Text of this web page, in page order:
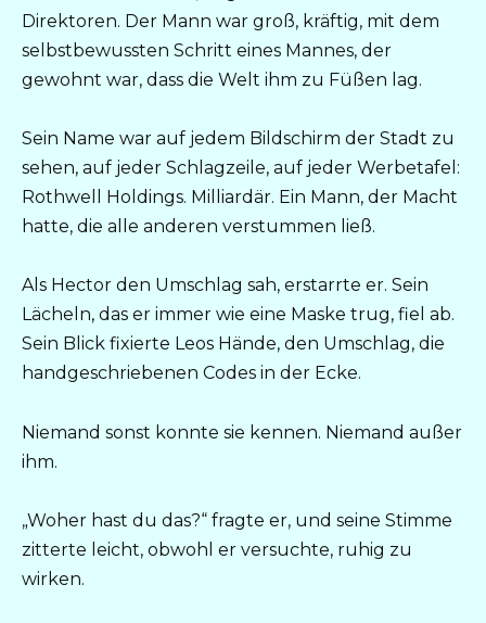
Direktoren. Der Mann war groß, kräftig, mit dem
selbstbewussten Schritt eines Mannes, der
gewohnt war, dass die Welt ihm zu Füßen lag.
Sein Name war auf jedem Bildschirm der Stadt zu
sehen, auf jeder Schlagzeile, auf jeder Werbetafel:
Rothwell Holdings. Milliardär. Ein Mann, der Macht
hatte, die alle anderen verstummen ließ.
Als Hector den Umschlag sah, erstarrte er. Sein
Lächeln, das er immer wie eine Maske trug, fiel ab.
Sein Blick fixierte Leos Hände, den Umschlag, die
handgeschriebenen Codes in der Ecke.
Niemand sonst konnte sie kennen. Niemand außer
ihm.
„Woher hast du das?“ fragte er, und seine Stimme
zitterte leicht, obwohl er versuchte, ruhig zu
wirken.